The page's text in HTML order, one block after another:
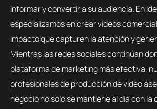
informar y convertir a su audiencia. En
especializamos en crear videos
impacto que capturen la atención y
Mientras las redes sociales continúan
plataforma de marketing más efectiva,
profesionales de producción de video
negocio no solo se mantiene al día con la